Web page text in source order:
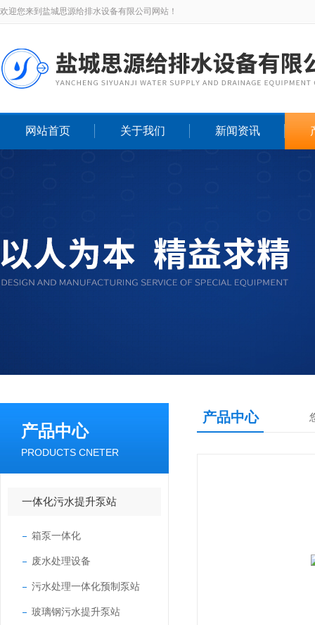
欢迎您来到盐城思源给排水设备有限公司网站！
网站首页 关于我们 新闻资讯
产品中心
PRODUCTS CNETER
一体化污水提升泵站
箱泵一体化
废水处理设备
污水处理一体化预制泵站
玻璃钢污水提升泵站
产品中心